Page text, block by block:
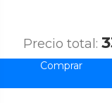
Precio total: